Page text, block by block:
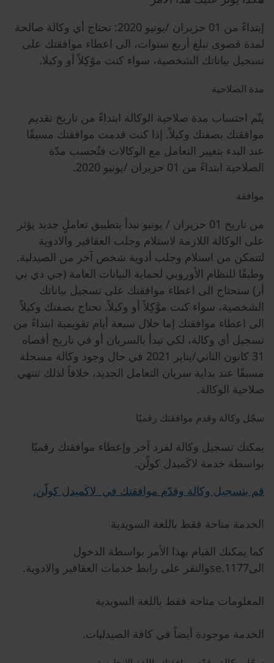
إبتداءً من 01 حزيران /يونيو 2020: تحتاج أي وكالة صالحة
لمدة قصوى تبلغ أربع سنوات، الى اعطاء موافقتك على
تسجيل بياناتك الشخصية، سواء كنت موّكِلاً أو وكيلا.
مدة الصلاحية
يتّم احتساب مدة صلاحية الوكالة ابتداءً من تاريخ تقديم
موافقتك بصفتك وكيلاً. إذا كنت قدمت موافقتك مسبقًا
عند البدء بتغيير التعامل مع الوكالات فتُحسب مدّة
الصلاحية ابتداءً من 01 حزيران /يونيو 2020.
موافقة
من تاريخ 01 حزيران / يونيو نبدأ بتطبيق تعاملٍ جديد يؤثر
على الوكالة اللازمة لاستلام وجلب العقاقير والادوية
لتتمكن من استلام وجلب أدوية شخص آخر من الصيدلية.
وطبقًا للنظام الأوروبي لحماية البيانات العامة (جي دي بي
أر) ستحتاج الى اعطاء موافقتك على تسجيل بياناتك
الشخصية، سواء كنت موَّكِلاً أو وكيلاً. تحتاج بصفتك وكيلاً
الى اعطاء موافقتك إما خلال سبعة أيام تقويمية ابتداءً من
تسجيل أي وكالة، لكي تبدأ بالسريان أو في تاريخ أقصاه
31 كانون الثاني/يناير 2021 في حال وجود وكالة مسجلة
مسبقًا عند بداية سريان التعامل الجديد، خلافاً لذلك تنتهي
صلاحية الوكالة.
سجّل وكالة وقدم موافقتك رقميًا
يمكنك تسجيل وكالة لفرد آخر وإعطاء موافقتك رقميًا
بواسطة خدمة لاكَميدل كولّن.
قم بتسجيل وكالة وقدّم موافقتك في لاكَميدل كولّن.
الخدمة متاحة فقط باللغة السويدية
كما يمكنك القيام بهذا الأمر بواسطة الدخول
الى1177.seوالنقر على رابط خدمات العقاقير والادوية.
المعلومات متاحة فقط باللغة السويدية
الخدمة موجودة أيضاً في كافة الصيدليات.